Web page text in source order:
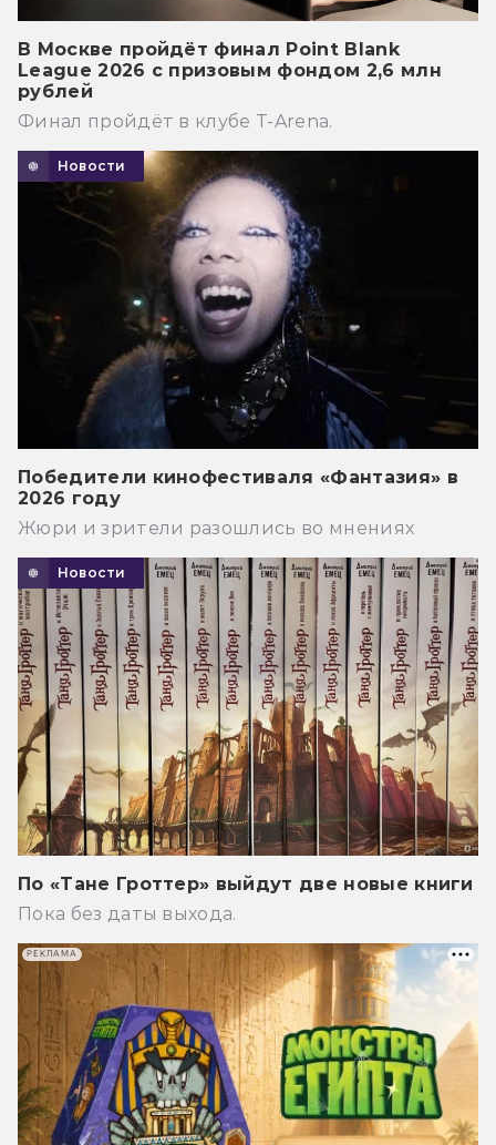
В Москве пройдёт финал Point Blank
League 2026 с призовым фондом 2,6 млн
рублей
Финал пройдёт в клубе T-Arena.
Новости
Победители кинофестиваля «Фантазия» в
2026 году
Жюри и зрители разошлись во мнениях
Новости
По «Тане Гроттер» выйдут две новые книги
Пока без даты выхода.
РЕКЛАМА